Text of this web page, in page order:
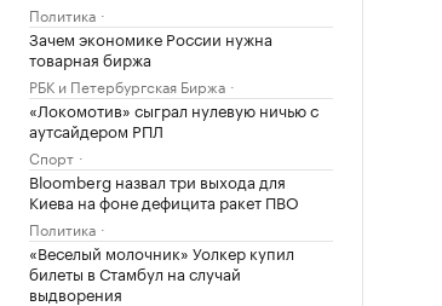
Политика
Зачем экономике России нужна
товарная биржа
РБК и Петербургская Биржа
«Локомотив» сыграл нулевую ничью с
аутсайдером РПЛ
Спорт
Bloomberg назвал три выхода для
Киева на фоне дефицита ракет ПВО
Политика
«Веселый молочник» Уолкер купил
билеты в Стамбул на случай
выдворения